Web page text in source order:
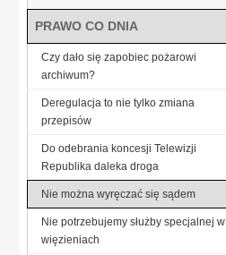
PRAWO CO DNIA
Czy dało się zapobiec pożarowi
archiwum?
Deregulacja to nie tylko zmiana
przepisów
Do odebrania koncesji Telewizji
Republika daleka droga
Nie można wyręczać się sądem
Nie potrzebujemy służby specjalnej w
więzieniach